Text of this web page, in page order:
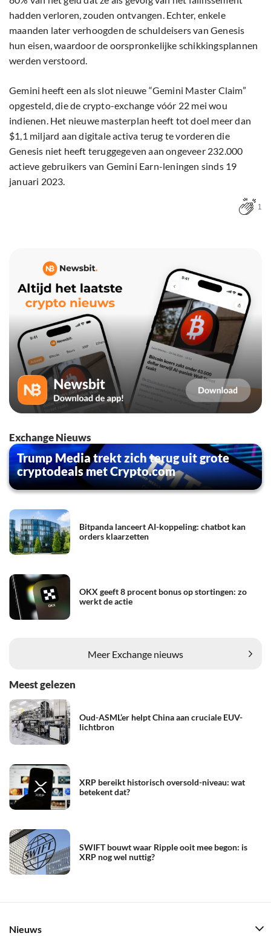
hadden verloren, zouden ontvangen. Echter, enkele
maanden later verhoogden de schuldeisers van Genesis
hun eisen, waardoor de oorspronkelijke schikkingsplannen
werden verstoord.
Gemini heeft een als slot nieuwe “Gemini Master Claim”
opgesteld, die de crypto-exchange vóór 22 mei wou
indienen. Het nieuwe masterplan heeft tot doel meer dan
$1,1 miljard aan digitale activa terug te vorderen die
Genesis niet heeft teruggegeven aan ongeveer 232.000
actieve gebruikers van Gemini Earn-leningen sinds 19
januari 2023.
1
Exchange Nieuws
Trump Media trekt zich terug uit grote
cryptodeals met Crypto.com
Bitpanda lanceert AI-koppeling: chatbot kan
orders klaarzetten
OKX geeft 8 procent bonus op stortingen: zo
werkt de actie
Meer Exchange nieuws
Meest gelezen
Oud-ASML’er helpt China aan cruciale EUV-
lichtbron
XRP bereikt historisch oversold-niveau: wat
betekent dat?
SWIFT bouwt waar Ripple ooit mee begon: is
XRP nog wel nuttig?
Nieuws